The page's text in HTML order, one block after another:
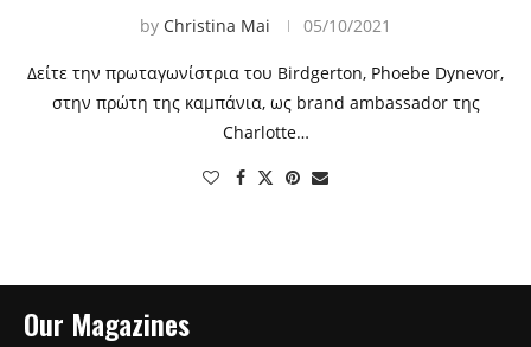
by Christina Mai 05/10/2021
Δείτε την πρωταγωνίστρια του Birdgerton, Phoebe Dynevor,
στην πρώτη της καμπάνια, ως brand ambassador της
Charlotte…
Our Magazines